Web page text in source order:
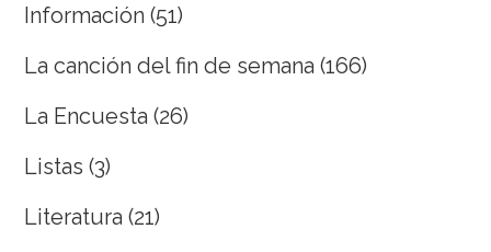
Información (51)
La canción del fin de semana (166)
La Encuesta (26)
Listas (3)
Literatura (21)